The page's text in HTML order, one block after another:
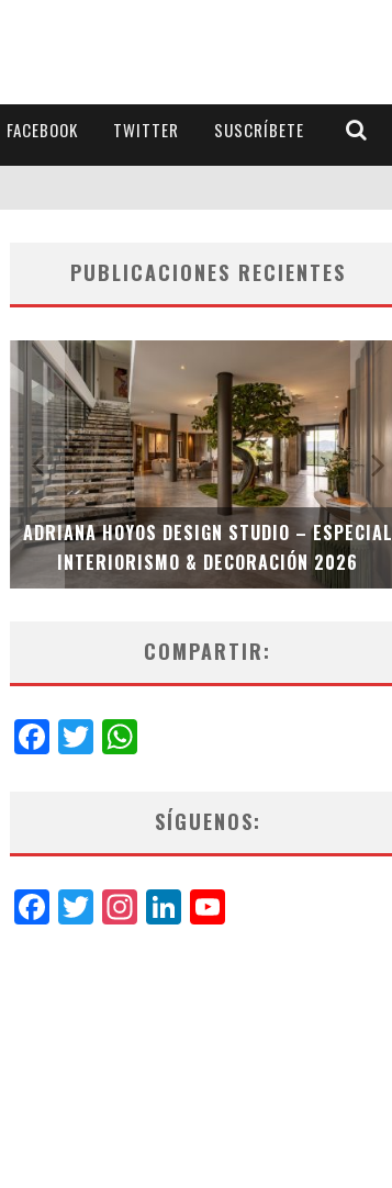
FACEBOOK TWITTER SUSCRÍBETE
PUBLICACIONES RECIENTES
ADRIANA HOYOS DESIGN STUDIO – ESPECIAL
INTERIORISMO & DECORACIÓN 2026
COMPARTIR:
Facebook
Twitter
SÍGUENOS:
Facebook
Twitter
Instagram
LinkedIn